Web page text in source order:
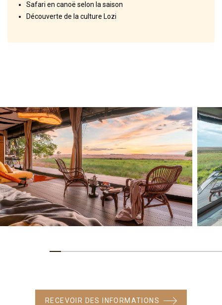
Safari en canoë selon la saison
Découverte de la culture Lozi
RECEVOIR DES INFORMATIONS